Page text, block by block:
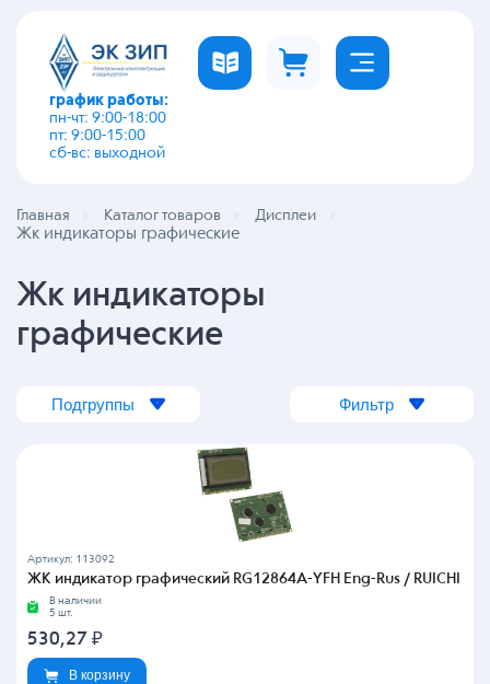
график работы:
пн-чт: 9:00-18:00
пт: 9:00-15:00
сб-вс: выходной
Главная Каталог товаров Дисплеи
Жк индикаторы графические
Жк индикаторы
графические
Подгруппы Фильтр
Артикул: 113092
ЖК индикатор графический RG12864A-YFH Eng-Rus / RUICHI
В наличии
5 шт.
530,27 ₽
В корзину